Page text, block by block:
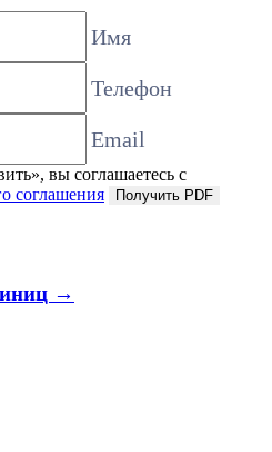
Имя
Телефон
Email
вы соглашаетесь с
соглашения
Получить PDF
→